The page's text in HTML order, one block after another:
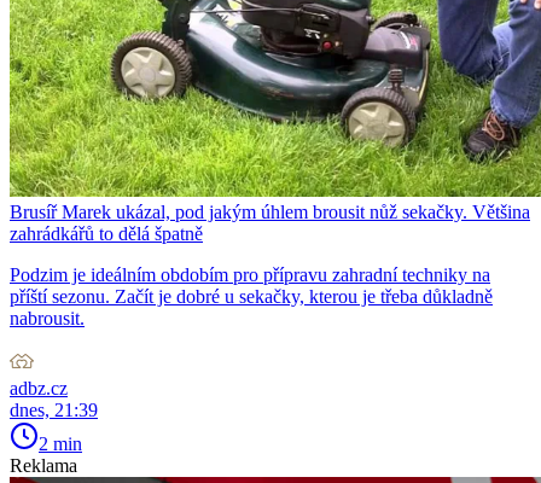
Brusíř Marek ukázal, pod jakým úhlem brousit nůž sekačky. Většina
zahrádkářů to dělá špatně
Podzim je ideálním obdobím pro přípravu zahradní techniky na
příští sezonu. Začít je dobré u sekačky, kterou je třeba důkladně
nabrousit.
adbz.cz
dnes, 21:39
2 min
Reklama